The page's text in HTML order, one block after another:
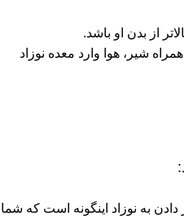
از بدن او باشد.
شیر، هوا وارد معده نوزاد
به نوزاد اینگونه است که شما